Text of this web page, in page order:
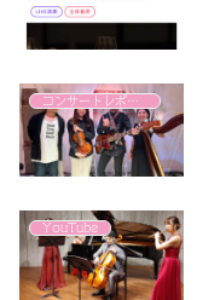
コンサートレポート
YouTube